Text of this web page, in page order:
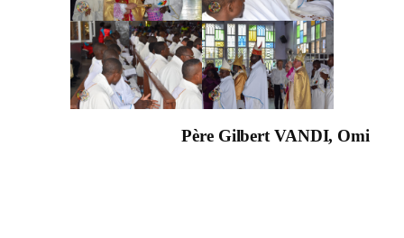
Père Gilbert VANDI, Omi